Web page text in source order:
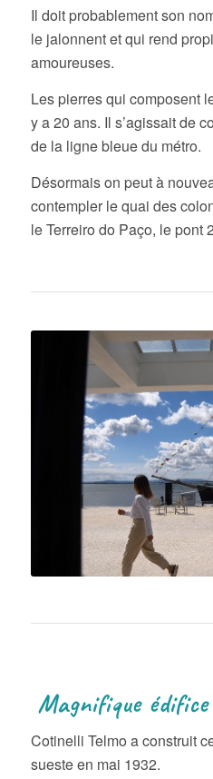
Il doit probablement son
le jalonnent et qui rend
amoureuses.
Les pierres qui composent
y a 20 ans. Il s’agissait de
de la ligne bleue du métro.
Désormais on peut à
contempler le quai des
le Terreiro do Paço, le pont
Magnifique
Cotinelli Telmo a construit
sueste en mai 1932.